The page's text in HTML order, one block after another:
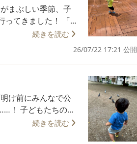
ってきました！ 「お
ピョコッ！と水が
かまえようとそーっ
ラの弾ける笑顔がた
にお水の中に飛び
、みんなで思いっき
ごせるよう、一人
続きを読む
26/07/22 17:21 公開
！ 子どもたちの目
」と、ドキドキ
続きを読む